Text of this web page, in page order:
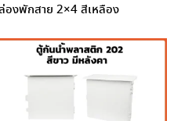
องพักสาย 2×4 สีเหลือง